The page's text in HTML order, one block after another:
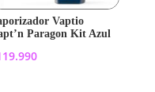
Vaptio
Paragon Kit Azul